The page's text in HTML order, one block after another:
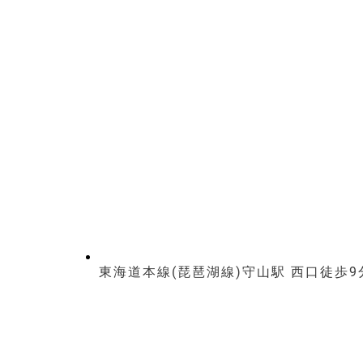
東海道本線(琵琶湖線)守山駅 西口徒歩9